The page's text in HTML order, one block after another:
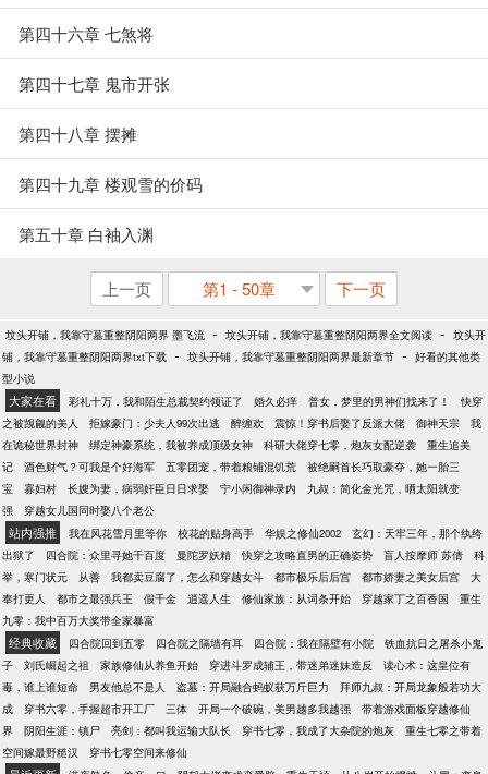
第四十六章 七煞将
第四十七章 鬼市开张
第四十八章 摆摊
第四十九章 楼观雪的价码
第五十章 白袖入渊
上一页 第1 - 50章 下一页
坟头开铺，我靠守墓重整阴阳两界 墨飞流 - 坟头开铺，我靠守墓重整阴阳两界全文阅读 - 坟头开
铺，我靠守墓重整阴阳两界txt下载 - 坟头开铺，我靠守墓重整阴阳两界最新章节 - 好看的其他类
型小说
大家在看 彩礼十万，我和陌生总裁契约领证了 婚久必痒 普女，梦里的男神们找来了！
快穿
之被觊觎的美人
拒嫁豪门：少夫人99次出逃 醉缠欢 震惊！穿书后娶了反派大佬 御神天宗
我
在诡秘世界封神
绑定神豪系统，我被养成顶级女神 科研大佬穿七零，炮灰女配逆袭
重生追美
记
酒色财气？可我是个好海军 五零团宠，带着粮铺混饥荒
被绝嗣首长巧取豪夺，她一胎三
宝
寡妇村 长嫂为妻，病弱奸臣日日求娶 宁小闲御神录内
九叔：简化金光咒，晒太阳就变
强
穿越女儿国同时娶八个老公
站内强推 我在风花雪月里等你 校花的贴身高手 华娱之修仙2002
玄幻：天牢三年，那个纨绔
出狱了
四合院：众里寻她千百度 曼陀罗妖精 快穿之攻略直男的正确姿势 盲人按摩师 苏倩
科
举，寒门状元
从善 我都卖豆腐了，怎么和穿越女斗 都市极乐后后宫 都市娇妻之美女后宫
大
奉打更人
都市之最强兵王 假千金 逍遥人生 修仙家族：从词条开始 穿越家丁之百香国
重生
九零：我中百万大奖带全家暴富
经典收藏 四合院回到五零 四合院之隔墙有耳 四合院：我在隔壁有小院
铁血抗日之屠杀小鬼
子
刘氏崛起之祖 家族修仙从养鱼开始 穿进斗罗成辅王，带迷弟迷妹造反
读心术：这皇位有
毒，谁上谁短命
男友他总不是人 盗墓：开局融合蚂蚁获万斤巨力
拜师九叔：开局龙象般若功大
成
穿书六零，手握超市开工厂 三体 开局一个破碗，美男越多我越强
带着游戏面板穿越修仙
界
阴阳生涯：镇尸 亮剑：都叫我运输大队长 穿书七零，我成了大杂院的炮灰
重生七零之带着
空间嫁最野糙汉
穿书七零空间来修仙